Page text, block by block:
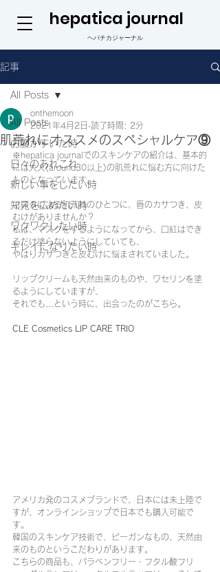
hepatica journal
ヘパチカジャーナル
記事
All Posts
お腹がすいた時
日々のあれこれ
新しい事をしたい時
知見を広めたい時
ワクワクしたい時
キレイになりたい時
All Posts
肌荒れにオススメのスペシャルケア⑨
onthemoon
2021年4月2日 読了時間: 2分
※hepatica journalでのスキンケアの紹介は、基本的
には大人(around30以上)の肌荒れに悩む方に向けた
ものとなっています。
マスクによる肌荒れのひとつに、唇のカサつき、皮
むけがありませんか？
私は、マスクをするようになってから、口紅はでき
るだけ塗らないようにしていても、
やはりカサつきと皮むけに悩まされていました。
リップクリームも天然由来のものや、ワセリンを塗
るようにしていますが、
それでも…という時に、出会ったのがこちら。
CLE Cosmetics LIP CARE TRIO
アメリカ発のコスメブランドで、日本には未上陸で
すが、オンラインショップで日本でも購入可能で
す。
韓国のスキンケア技術で、ビーガンなもの、天然由
来のものというこだわりがあります。
こちらの商品も、パラベンフリー・フタル酸フリ